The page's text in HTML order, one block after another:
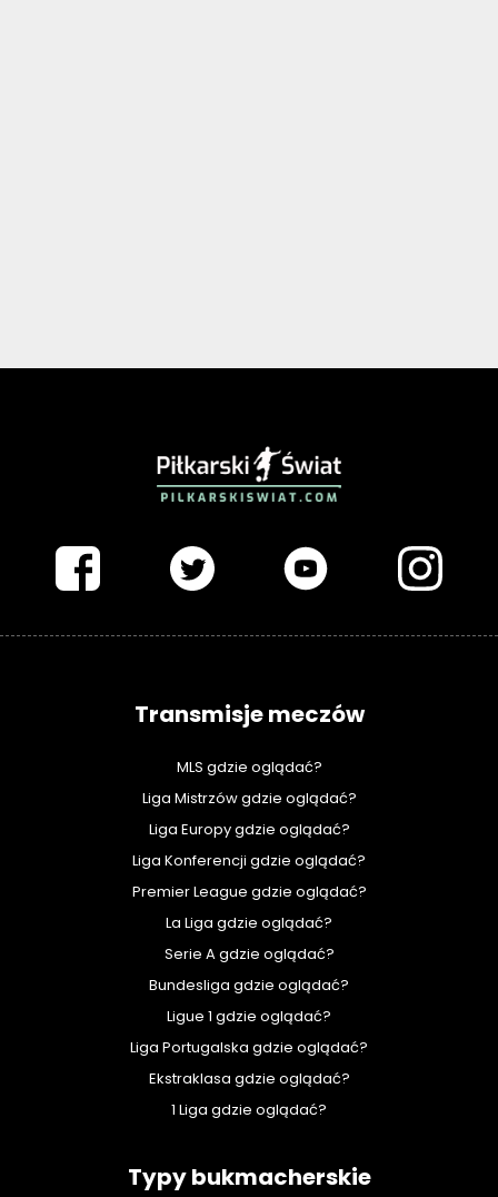
Transmisje meczów
MLS gdzie oglądać?
Liga Mistrzów gdzie oglądać?
Liga Europy gdzie oglądać?
Liga Konferencji gdzie oglądać?
Premier League gdzie oglądać?
La Liga gdzie oglądać?
Serie A gdzie oglądać?
Bundesliga gdzie oglądać?
Ligue 1 gdzie oglądać?
Liga Portugalska gdzie oglądać?
Ekstraklasa gdzie oglądać?
1 Liga gdzie oglądać?
Typy bukmacherskie